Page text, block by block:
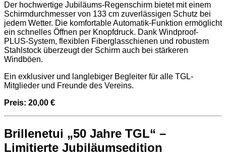
Der hochwertige Jubiläums-Regenschirm bietet mit einem
Schirmdurchmesser von 133 cm zuverlässigen Schutz bei
jedem Wetter. Die komfortable Automatik-Funktion ermöglicht
ein schnelles Öffnen per Knopfdruck. Dank Windproof-
PLUS-System, flexiblen Fiberglasschienen und robustem
Stahlstock überzeugt der Schirm auch bei stärkeren
Windböen.
Ein exklusiver und langlebiger Begleiter für alle TGL-
Mitglieder und Freunde des Vereins.
Preis: 20,00 €
Brillenetui „50 Jahre TGL“ –
Limitierte Jubiläumsedition